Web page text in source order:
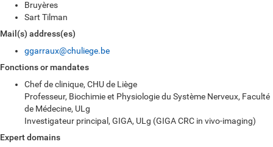
Bruyères
Sart Tilman
Mail(s) address(es)
ggarraux@chuliege.be
Fonctions or mandates
Chef de clinique, CHU de Liège
Professeur, Biochimie et Physiologie du Système Nerveux, Faculté
de Médecine, ULg
Investigateur principal, GIGA, ULg (GIGA CRC in vivo-imaging)
Expert domains